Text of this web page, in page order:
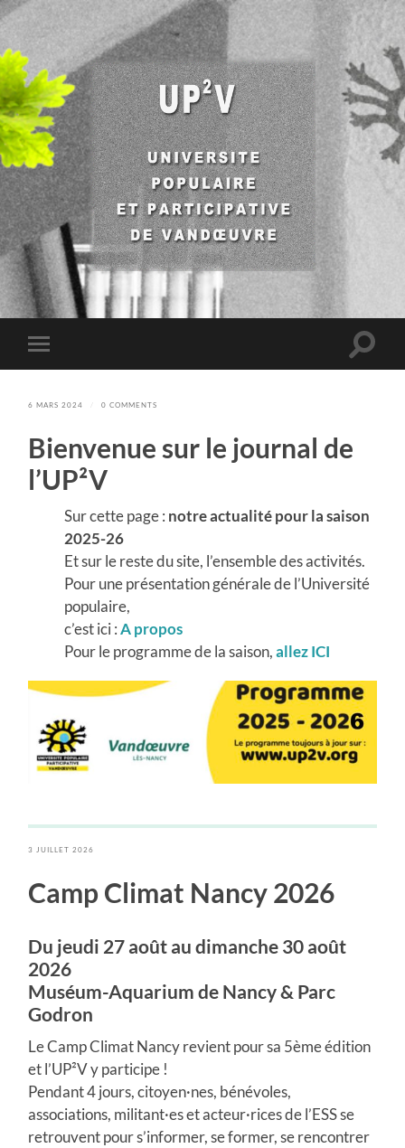
UP2V
Toggle
mobile
Toggle
6 MARS 2024 0 COMMENTS
Bienvenue sur le journal de
l’UP²V
Sur cette page : notre actualité pour la saison
2025-26
Et sur le reste du site, l’ensemble des activités.
Pour une présentation générale de l’Université
populaire,
c’est ici :A propos
Pour le programme de la saison,allezICI
3 JUILLET 2026
Camp Climat Nancy 2026
Du jeudi 27 août au dimanche 30 août
2026
Muséum-Aquarium de Nancy & Parc
Godron
Le Camp Climat Nancy revient pour sa 5ème édition
et l’UP²V y participe !
Pendant 4 jours, citoyen·nes, bénévoles,
associations, militant·es et acteur·rices de l’ESS se
retrouvent pour s’informer, se former, se rencontrer